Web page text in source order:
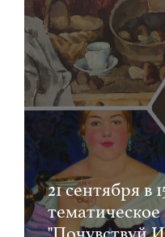
21 сентября в
тематическое